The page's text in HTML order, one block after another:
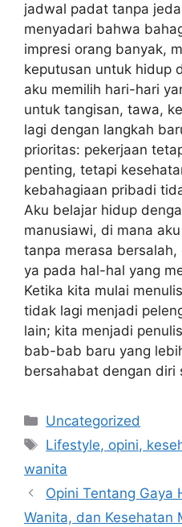
jadwal padat tanpa
menyadari bahwa
impresi orang banyak,
keputusan untuk hidup
aku memilih hari-hari
untuk tangisan, tawa,
lagi dengan langkah
prioritas: pekerjaan
penting, tetapi
kebahagiaan pribadi
Aku belajar hidup
manusiawi, di mana
tanpa merasa
ya pada hal-hal yang
Ketika kita mulai
tidak lagi menjadi
lain; kita menjadi
bab-bab baru yang
bersahabat dengan diri
Categories
Uncategorized
Tags
Lifestyle, opini,
wanita
Opini Tentang Gaya
Wanita, dan Kesehatan